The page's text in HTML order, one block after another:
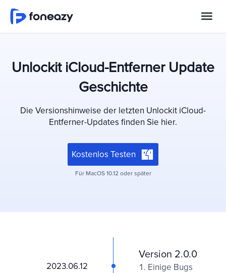
Unlockit iCloud-Entferner Update
Geschichte
Die Versionshinweise der letzten Unlockit iCloud-
Entferner-Updates finden Sie hier.
Kostenlos Testen
Für MacOS 10.12 oder später
2023.06.12
Version 2.0.0
Einige Bugs